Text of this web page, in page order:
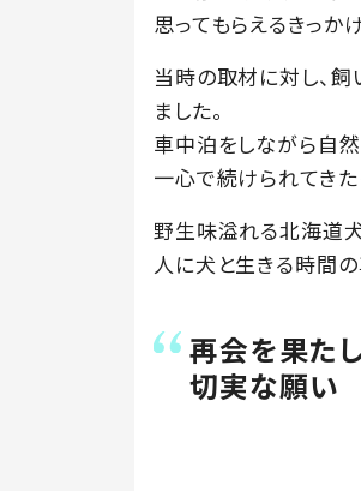
思ってもらえるきっか
当時の取材に対し、
ました。
車中泊をしながら自
一心で続けられてきた
野生味溢れる北海道犬
人に犬と生きる時間
再会を果た
切実な願い